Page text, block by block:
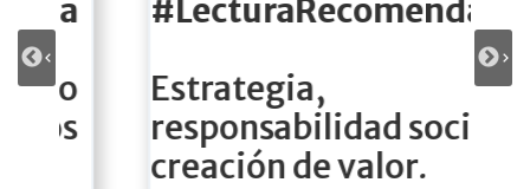
#LecturaRecomendada
Estrategia,
responsabilidad social y
creación de valor.